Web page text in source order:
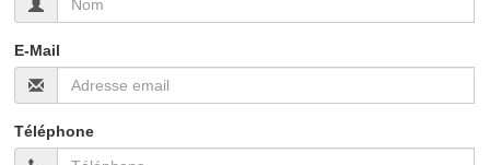
E-Mail
Téléphone